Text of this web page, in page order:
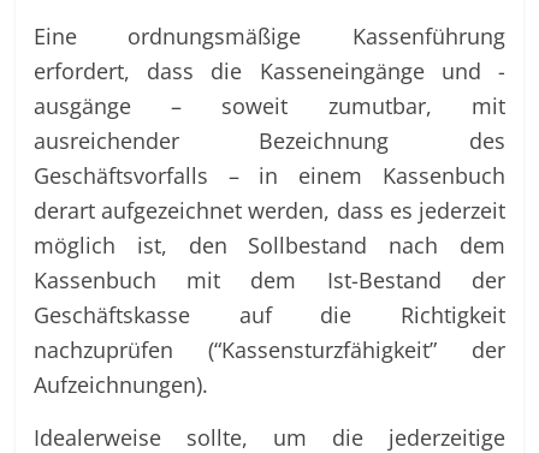
Eine ordnungsmäßige Kassenführung
erfordert, dass die Kasseneingänge und -
ausgänge – soweit zumutbar, mit
ausreichender Bezeichnung des
Geschäftsvorfalls – in einem Kassenbuch
derart aufgezeichnet werden, dass es jederzeit
möglich ist, den Sollbestand nach dem
Kassenbuch mit dem Ist-Bestand der
Geschäftskasse auf die Richtigkeit
nachzuprüfen (“Kassensturzfähigkeit” der
Aufzeichnungen).
Idealerweise sollte, um die jederzeitige